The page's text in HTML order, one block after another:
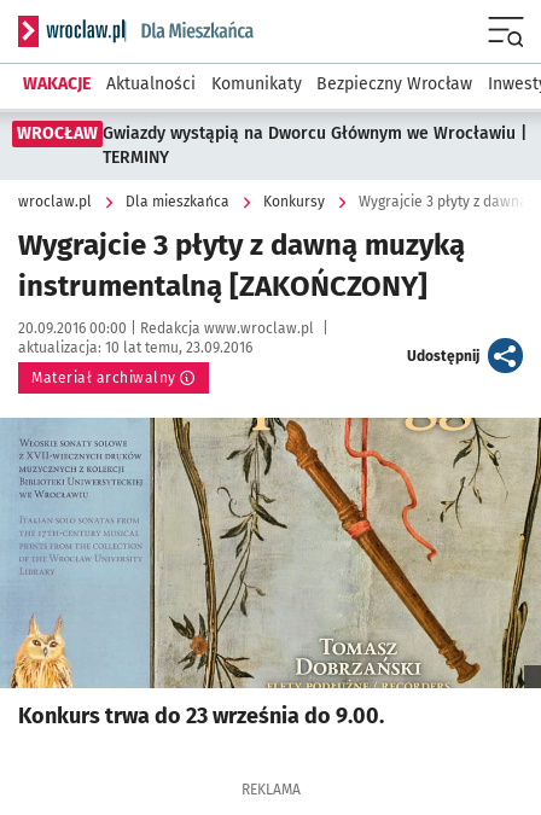
Serwis informacyjny wroclaw.pl podserwis: Dla mieszkańca
WAKACJE Aktualności Komunikaty Bezpieczny Wrocław
WROCŁAW Gwiazdy wystąpią na Dworcu Głównym we Wrocławiu |
TERMINY
wroclaw.pl Dla mieszkańca Konkursy Wygrajcie 3 płyty z dawną
Wygrajcie 3 płyty z dawną muzyką
instrumentalną [ZAKOŃCZONY]
Data publikacji:
20.09.2016 00:00 | Autor:
Redakcja www.wroclaw.pl
aktualizacja: 10 lat temu, 23.09.2016
Materiał archiwalny
Udostępnijartykuł
Kliknij, aby powiększyć
Konkurs trwa do 23 września do 9.00.
REKLAMA